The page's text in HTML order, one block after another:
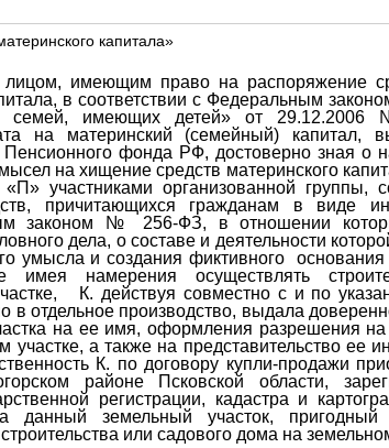
капитала»
лицом, имеющим право на распоряжение
в соответствии с Федеральным
семей, имеющих детей» от
на материнский (семейный) капитал,
фонда РФ, достоверно зная о
на хищение средств материнского
участниками организованной группы,
причитающихся гражданам в виде
законом № 256-ФЗ, в отношении
дела, о составе и деятельности
умысла и создания фиктивного
имея намерения осуществлять
К. действуя совместно с и по
в отдельное производство, выдала
на ее имя, оформления разрешения на
участке, а также на представительство ее
К. по договору купли-продажи
районе Псковской области,
регистрации, кадастра и
данный земельный участок,
или садового дома на